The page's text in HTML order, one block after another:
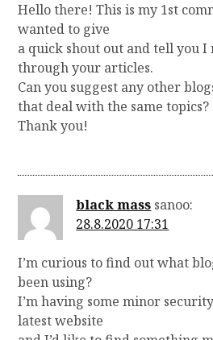
Hello there! This is my 1st
wanted to give
a quick shout out and tell you
through your articles.
Can you suggest any other
that deal with the same topics?
Thank you!
black mass sanoo:
28.8.2020 17:31
I’m curious to find out what
been using?
I’m having some minor
latest website